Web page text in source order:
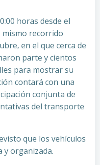
horas desde el
mismo recorrido
en el que cerca de
parte y cientos
para mostrar su
contará con una
conjunta de
del transporte
que los vehículos
y organizada.